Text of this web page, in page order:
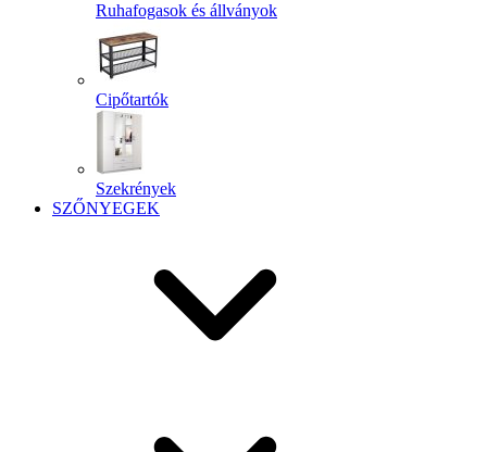
Ruhafogasok és állványok
Cipőtartók
Szekrények
SZŐNYEGEK